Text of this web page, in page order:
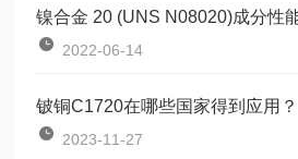
镍合金 20 (UNS N08020)成分性
2022-06-14
铍铜C1720在哪些国家得到应用？
2023-11-27